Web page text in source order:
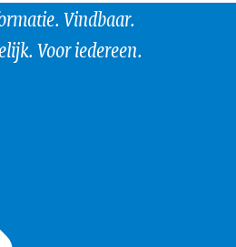
Vindbaar.
Voor iedereen.